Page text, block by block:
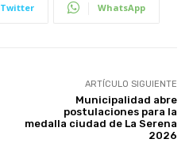
Twitter WhatsApp
ARTÍCULO SIGUIENTE
Municipalidad abre
postulaciones para la
medalla ciudad de La Serena
2026